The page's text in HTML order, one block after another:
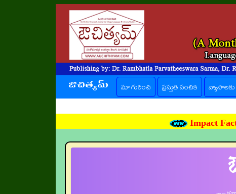
ఔచిత్యమ్ మా గురించి ప్రస్తుత సంచిక (current)
Impact